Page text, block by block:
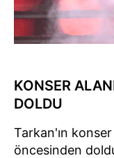
KONSER
DOLDU
Tarkan'ın
öncesinden